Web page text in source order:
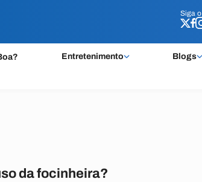
Siga o
Entretenimento Blogs
Siga o
da focinheira?